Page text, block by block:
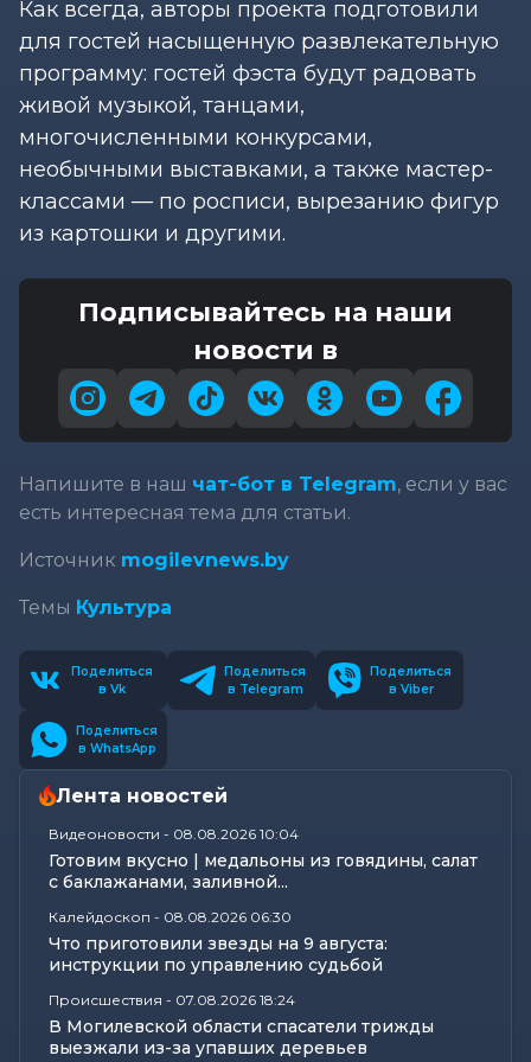
Как всегда, авторы проекта подготовили
для гостей насыщенную развлекательную
программу: гостей фэста будут радовать
живой музыкой, танцами,
многочисленными конкурсами,
необычными выставками, а также мастер-
классами — по росписи, вырезанию фигур
из картошки и другими.
Подписывайтесь на наши
новости в
Напишите в наш чат-бот в Telegram, если у вас
есть интересная тема для статьи.
Источник mogilevnews.by
Темы Культура
Поделиться
в Vk
Поделиться
в Telegram
Поделиться
в Viber
Поделиться
в WhatsApp
Лента новостей
Видеоновости - 08.08.2026 10:04
Готовим вкусно | медальоны из говядины, салат
с баклажанами, заливной...
Калейдоскоп - 08.08.2026 06:30
Что приготовили звезды на 9 августа:
инструкции по управлению судьбой
Происшествия - 07.08.2026 18:24
В Могилевской области спасатели трижды
выезжали из-за упавших деревьев